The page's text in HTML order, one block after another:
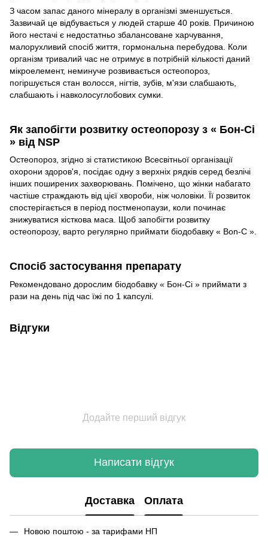
З часом запас даного мінералу в організмі зменшується.
Зазвичай це відбувається у людей старше 40 років. Причиною
його нестачі є недостатньо збалансоване харчування,
малорухливий спосіб життя, гормональна перебудова. Коли
організм тривалий час не отримує в потрібній кількості даний
мікроелемент, неминуче розвивається остеопороз,
погіршується стан волосся, нігтів, зубів, м'язи слабшають,
слабшають і навколосуглобових сумки.
Як запобігти розвитку остеопорозу з « Бон-Сі
» від NSP
Остеопороз, згідно зі статистикою Всесвітньої організації
охорони здоров'я, посідає одну з верхніх рядків серед безлічі
інших поширених захворювань. Помічено, що жінки набагато
частіше страждають від цієї хвороби, ніж чоловіки. Її розвиток
спостерігається в період постменопаузи, коли починає
знижуватися кісткова маса. Щоб запобігти розвитку
остеопорозу, варто регулярно приймати біодобавку « Bon-C ».
Спосіб застосування препарату
Рекомендовано дорослим біодобавку « Бон-Сі » приймати з
рази на день під час їжі по 1 капсулі.
Відгуки
Додайте перший відгук
Написати відгук
Доставка Оплата
Новою поштою - за тарифами НП